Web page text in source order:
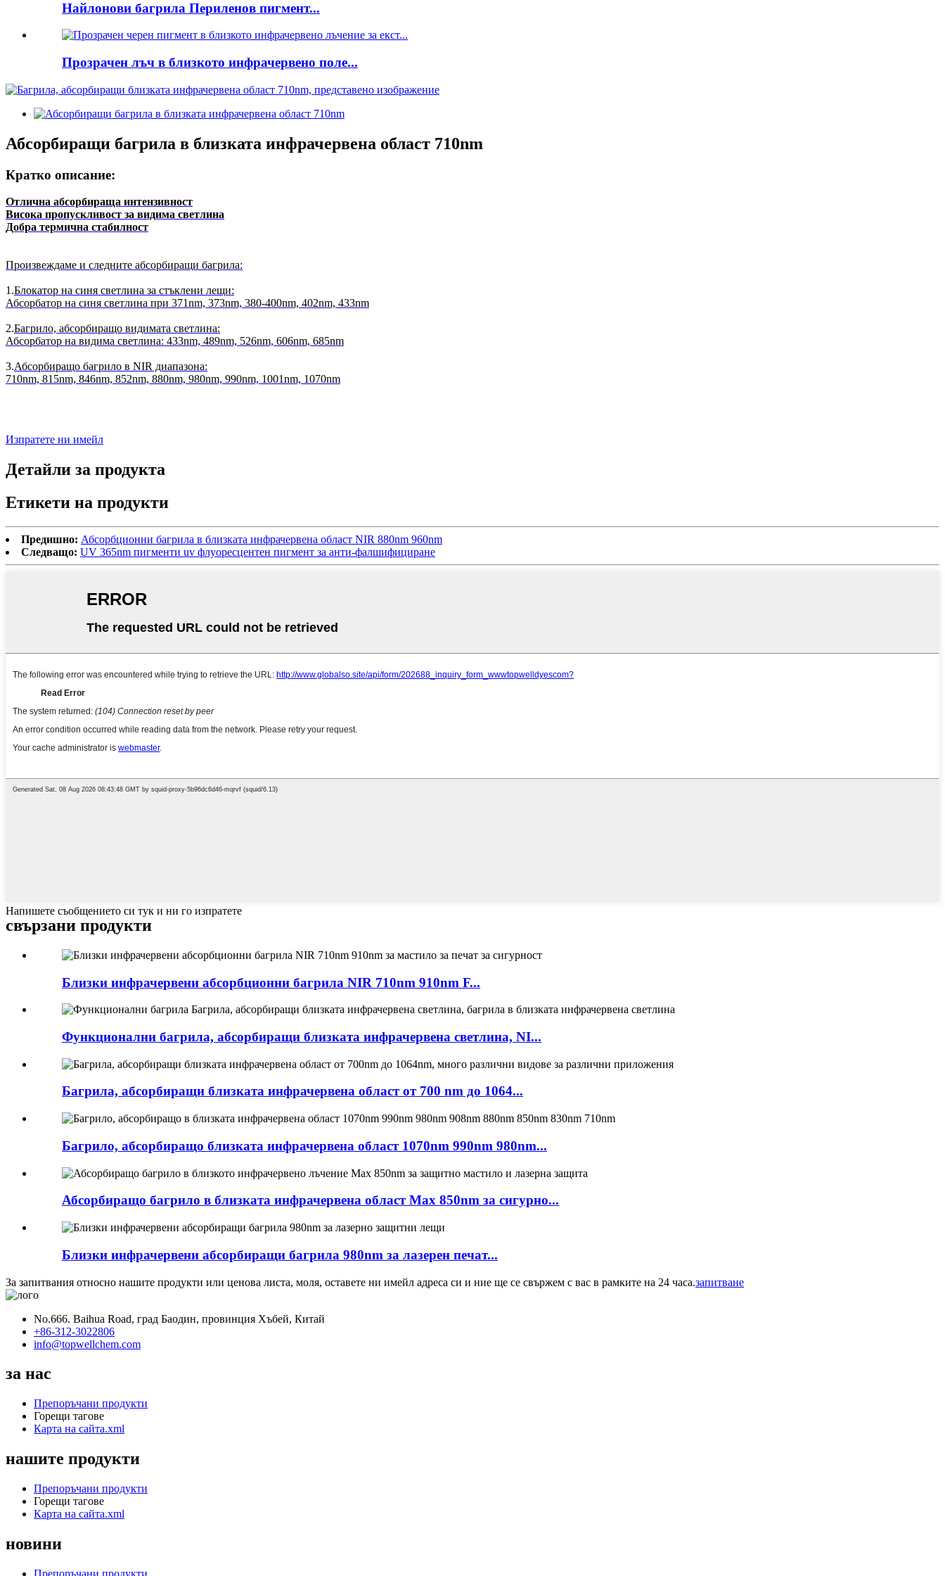
Найлонови багрила Периленов пигмент...
Прозрачен лъч в близкото инфрачервено поле...
Абсорбиращи багрила в близката инфрачервена област 710nm
Кратко описание:
Отлична абсорбираща интензивност
Висока пропускливост за видима светлина
Добра термична стабилност
Произвеждаме и следните абсорбиращи багрила:
1.Блокатор на синя светлина за стъклени лещи:
Абсорбатор на синя светлина при 371nm, 373nm, 380-400nm, 402nm, 433nm
2.Багрило, абсорбиращо видимата светлина:
Абсорбатор на видима светлина: 433nm, 489nm, 526nm, 606nm, 685nm
3.Абсорбиращо багрило в NIR диапазона:
710nm, 815nm, 846nm, 852nm, 880nm, 980nm, 990nm, 1001nm, 1070nm
Изпратете ни имейл
Детайли за продукта
Етикети на продукти
Предишно: Абсорбционни багрила в близката инфрачервена област NIR 880nm 960nm
Следващо: UV 365nm пигменти uv флуоресцентен пигмент за анти-фалшифициране
Напишете съобщението си тук и ни го изпратете
свързани продукти
Близки инфрачервени абсорбционни багрила NIR 710nm 910nm F...
Функционални багрила, абсорбиращи близката инфрачервена светлина, NI...
Багрила, абсорбиращи близката инфрачервена област от 700 nm до 1064...
Багрило, абсорбиращо близката инфрачервена област 1070nm 990nm 980nm...
Абсорбиращо багрило в близката инфрачервена област Max 850nm за сигурно...
Близки инфрачервени абсорбиращи багрила 980nm за лазерен печат...
За запитвания относно нашите продукти или ценова листа, моля, оставете ни имейл адреса си и ние ще се свържем с вас в рамките на 24 часа.запитване
No.666. Baihua Road, град Баодин, провинция Хъбей, Китай
+86-312-3022806
info@topwellchem.com
за нас
Препоръчани продукти
Горещи тагове
Карта на сайта.xml
нашите продукти
Препоръчани продукти
Горещи тагове
Карта на сайта.xml
новини
Препоръчани продукти